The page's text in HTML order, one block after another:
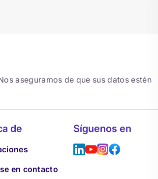
aseguramos de que sus datos estén
de
en contacto
Síguenos en